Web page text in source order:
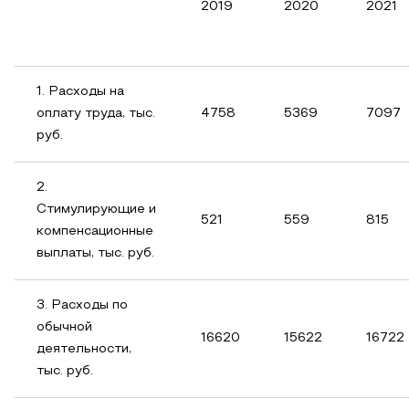
2019 2020 2021
1. Расходы на
оплату труда, тыс.
руб.
4758 5369 7097
2.
Стимулирующие и
компенсационные
выплаты, тыс. руб.
521 559 815
3. Расходы по
обычной
деятельности,
тыс. руб.
16620 15622 16722